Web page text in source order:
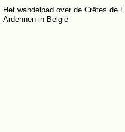
Het wandelpad over de Crêtes de
Ardennen in België